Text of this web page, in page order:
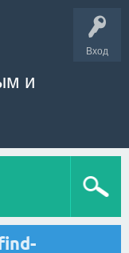
Вход
и